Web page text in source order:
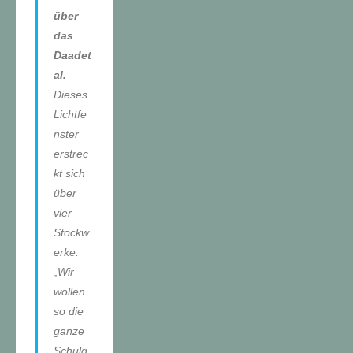
über
das
Daadet
al.
Dieses
Lichtfe
nster
erstrec
kt sich
über
vier
Stockw
erke.
„Wir
wollen
so die
ganze